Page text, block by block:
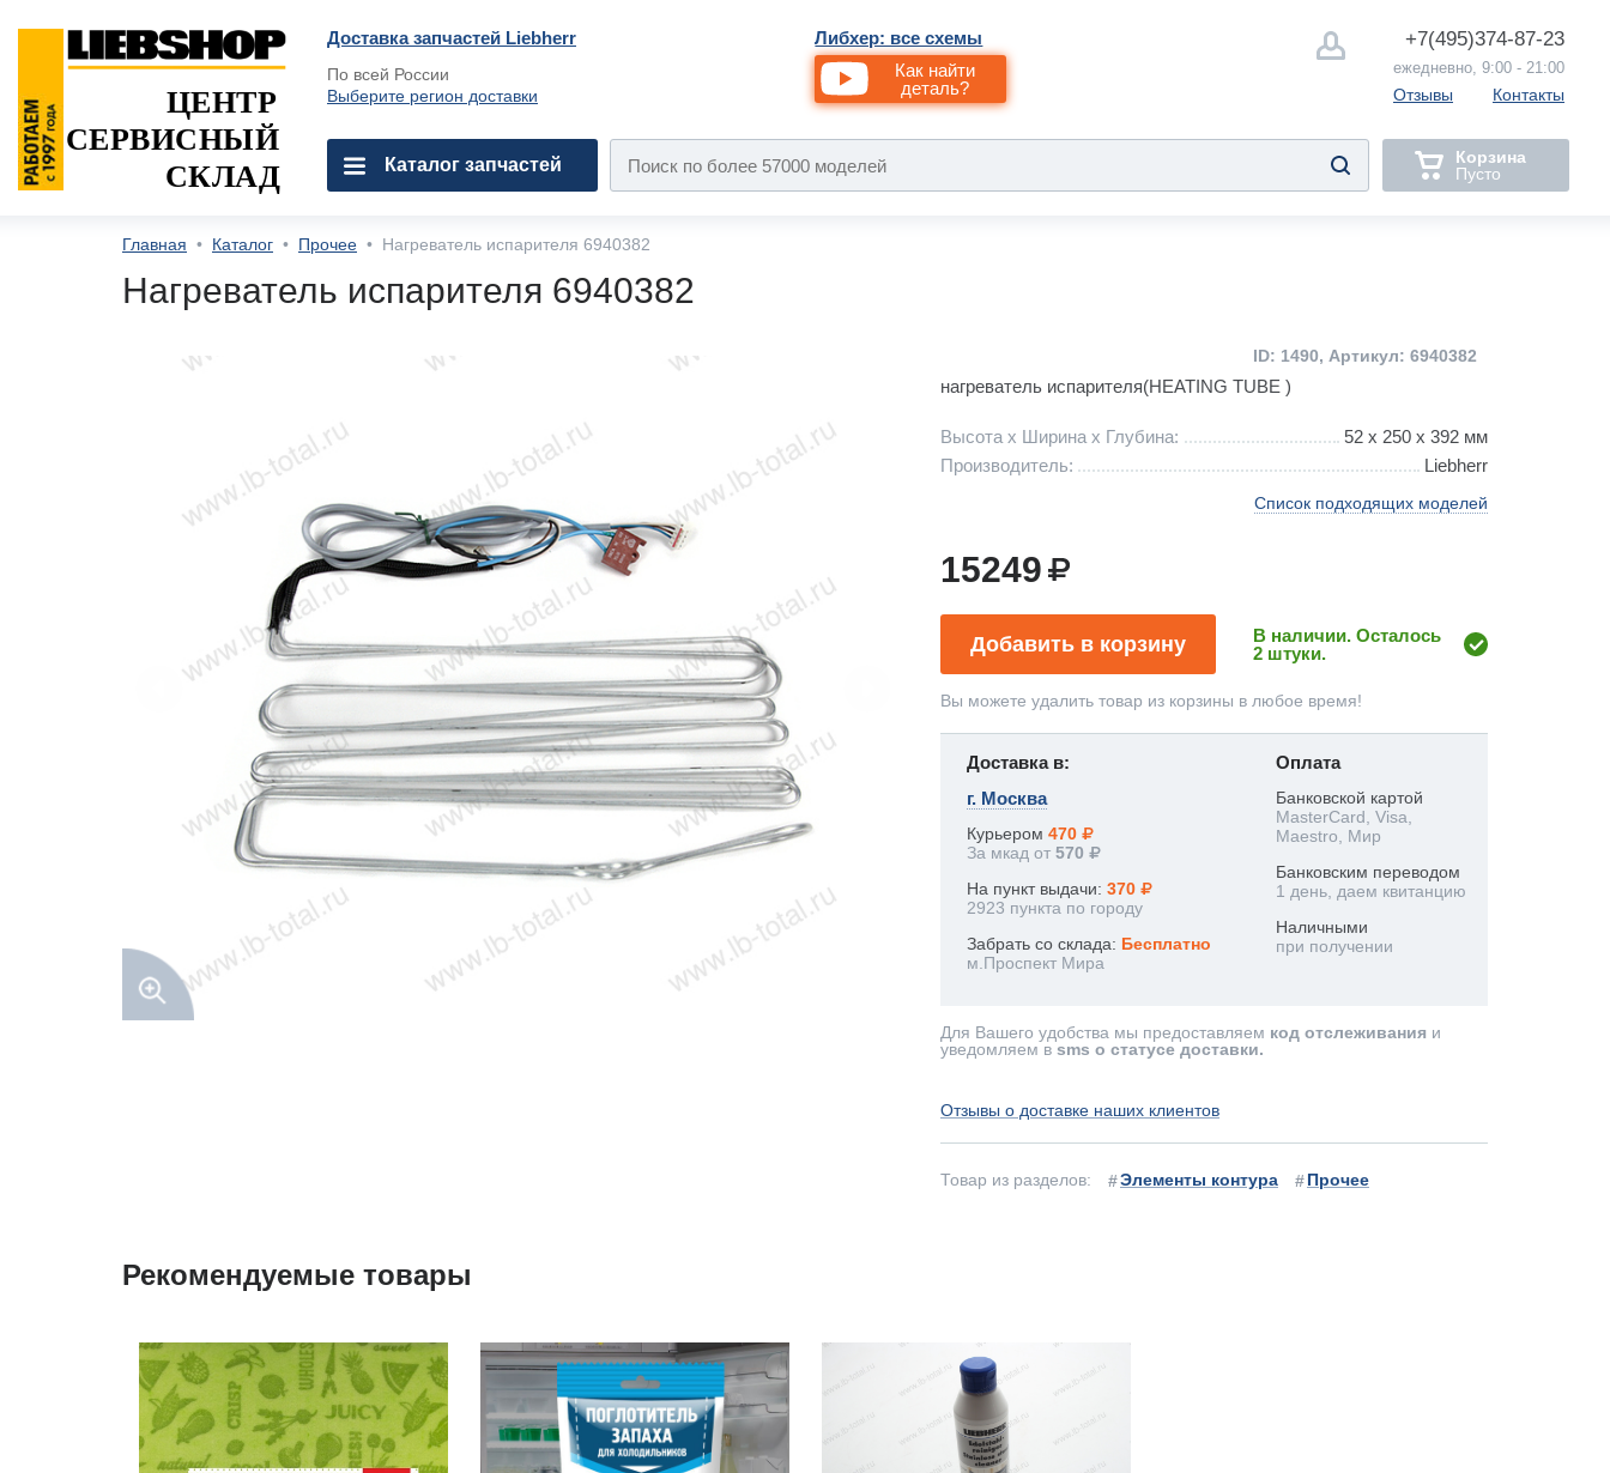
Доставка запчастей Liebherr
По всей России
Выберите регион доставки
Либхер: все схемы
Как найти
деталь?
+7(495)374-87-23
ежедневно, 9:00 - 21:00
Отзывы Контакты
ЦЕНТР
СЕРВИСНЫЙ
СКЛАД
Каталог запчастей
Корзина
Пусто
Главная • Каталог • Прочее • Нагреватель испарителя 6940382
Нагреватель испарителя 6940382
ID: 1490, Артикул: 6940382
нагреватель испарителя(HEATING TUBE )
Высота х Ширина х Глубина:
52 х 250 x 392 мм
Производитель:
Liebherr
Список подходящих моделей
15249
Добавить в корзину
В наличии. Осталось
2 штуки.
Вы можете удалить товар из корзины в любое время!
Доставка в:
г. Москва
Курьером 470
За мкад от 570
На пункт выдачи: 370
2923 пункта по городу
Забрать со склада: Бесплатно
м.Проспект Мира
Оплата
Банковской картой
MasterCard, Visa,
Maestro, Мир
Банковским переводом
1 день, даем квитанцию
Наличными
при получении
Для Вашего удобства мы предоставляем код отслеживания и
уведомляем в sms о статусе доставки.
Отзывы о доставке наших клиентов
Товар из разделов: Элементы контура Прочее
Рекомендуемые товары